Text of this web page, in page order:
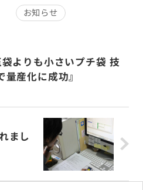
お知らせ
袋よりも小さいプチ袋 技
量産化に成功』
まし